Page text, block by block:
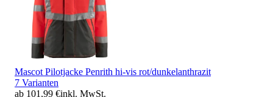
Mascot Pilotjacke Penrith hi-vis rot/dunkelanthrazit
7 Varianten
ab 101,99 €inkl. MwSt.